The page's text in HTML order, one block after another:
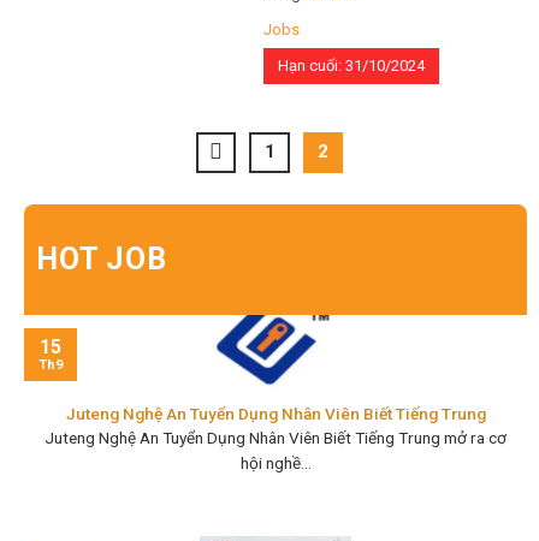
Jobs
Hạn cuối: 31/10/2024
1 2
HOT JOB
Juteng Nghệ An Tuyển Dụng Nhân Viên Biết Tiếng Trung
Juteng Nghệ An Tuyển Dụng Nhân Viên Biết Tiếng Trung mở ra cơ
hội nghề...
15
Th9